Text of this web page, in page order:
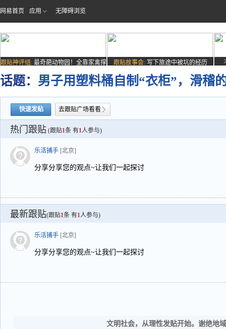
网易首页 应用 无障碍浏览
跟贴神评组: 最奇葩动物园！全靠家禽撑
场子
跟贴故事会: 写下旅途中被坑的经历
话题： 男子用塑料桶自制“衣柜”，滑稽
快速发贴 去跟贴广场看看
热门跟贴 (跟贴1条 有1人参与)
乐活捕手 [北京]
分享分享您的观点~让我们一起探讨
最新跟贴(跟贴1条 有1人参与)
乐活捕手 [北京]
分享分享您的观点~让我们一起探讨
文明社会，从理性发贴开始。谢绝地